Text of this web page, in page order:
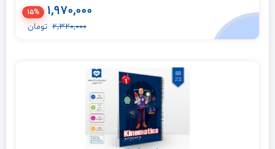
1,970,000
15%
2,320,000 تومان